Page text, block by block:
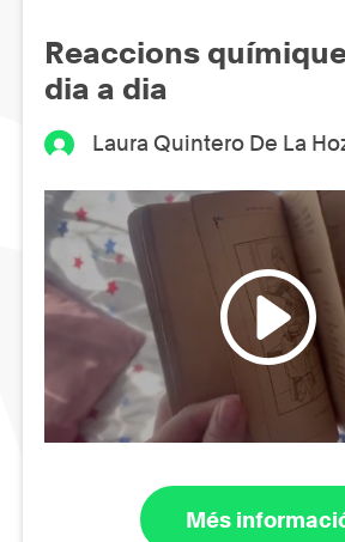
Reaccions
dia a dia
Laura Quintero De La
Més